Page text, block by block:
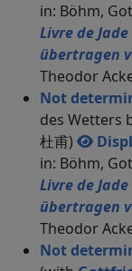
in: Böhm,
Livre de
übertragen
Theodor
Not
des Wetters
杜甫)
in: Böhm,
Livre de
übertragen
Theodor
Not